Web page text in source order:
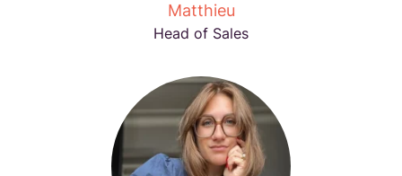
Matthieu
Head of Sales